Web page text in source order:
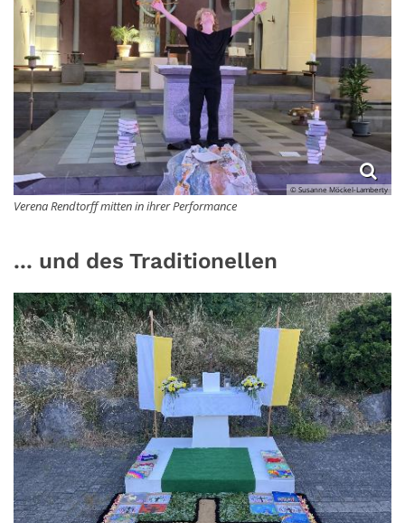
© Susanne Möckel-Lamberty
Verena Rendtorff mitten in ihrer Performance
... und des Traditionellen